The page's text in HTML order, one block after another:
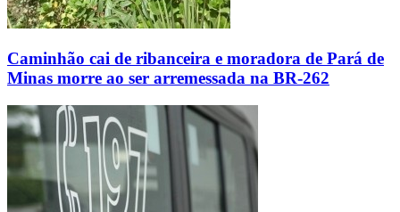
Caminhão cai de ribanceira e moradora de Pará de
Minas morre ao ser arremessada na BR-262